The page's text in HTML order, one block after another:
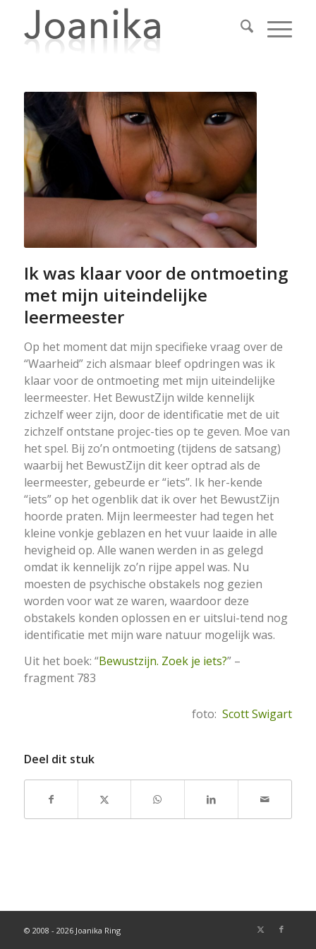
Ik was klaar voor de ontmoeting
met mijn uiteindelijke
leermeester
Op het moment dat mijn specifieke vraag over de
“Waarheid” zich alsmaar bleef opdringen was ik
klaar voor de ontmoeting met mijn uiteindelijke
leermeester. Het BewustZijn wilde kennelijk
zichzelf weer zijn, door de identificatie met de uit
zichzelf ontstane projec-ties op te geven. Moe van
het spel. Bij zo’n ontmoeting (tijdens de satsang)
waarbij het BewustZijn dit keer optrad als de
leermeester, gebeurde er “iets”. Ik her-kende
“iets” op het ogenblik dat ik over het BewustZijn
hoorde praten. Mijn leermeester had tegen het
kleine vonkje geblazen en het vuur laaide in alle
hevigheid op. Alle wanen werden in as gelegd
omdat ik kennelijk zo’n rijpe appel was. Nu
moesten de psychische obstakels nog gezien
worden voor wat ze waren, waardoor deze
obstakels konden oplossen en er uitslui-tend nog
identificatie met mijn ware natuur mogelijk was.
Uit het boek: “Bewustzijn. Zoek je iets?” –
fragment 783
foto:Scott Swigart
Deel dit stuk
© 2008 - 2026 Joanika Ring